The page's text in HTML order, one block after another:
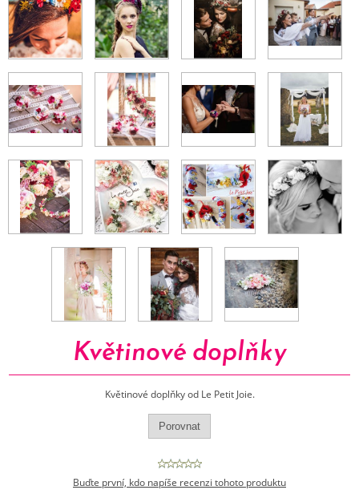
Květinové doplňky
Květinové doplňky od Le Petit Joie.
Buďte první, kdo napíše recenzi tohoto produktu